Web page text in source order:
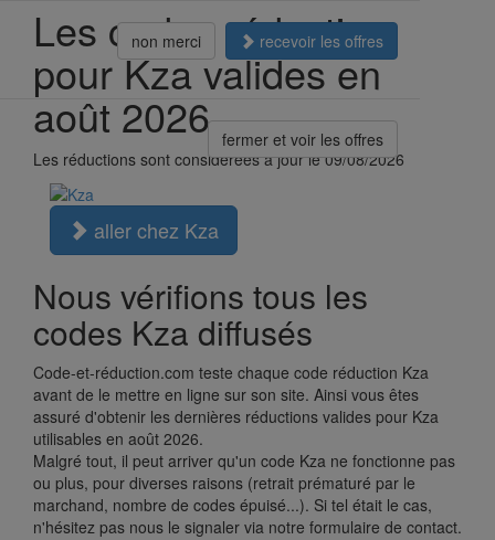
Les codes réduction
pour Kza valides en
août 2026
Les réductions sont considérées à jour le 09/08/2026
aller chez Kza
Nous vérifions tous les
codes Kza diffusés
Code-et-réduction.com teste chaque code réduction Kza
avant de le mettre en ligne sur son site. Ainsi vous êtes
assuré d'obtenir les dernières réductions valides pour Kza
utilisables en août 2026.
Malgré tout, il peut arriver qu'un code Kza ne fonctionne pas
ou plus, pour diverses raisons (retrait prématuré par le
marchand, nombre de codes épuisé...). Si tel était le cas,
n'hésitez pas nous le signaler via notre formulaire de contact.
non merci recevoir les offres
fermer et voir les offres